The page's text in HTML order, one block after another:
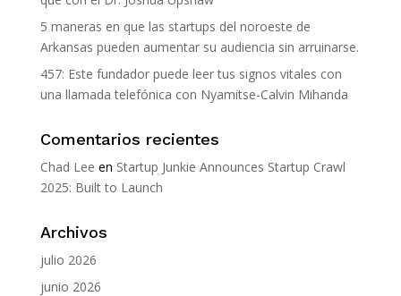
5 maneras en que las startups del noroeste de
Arkansas pueden aumentar su audiencia sin arruinarse.
457: Este fundador puede leer tus signos vitales con
una llamada telefónica con Nyamitse-Calvin Mihanda
Comentarios recientes
Chad Lee en Startup Junkie Announces Startup Crawl
2025: Built to Launch
Archivos
julio 2026
junio 2026